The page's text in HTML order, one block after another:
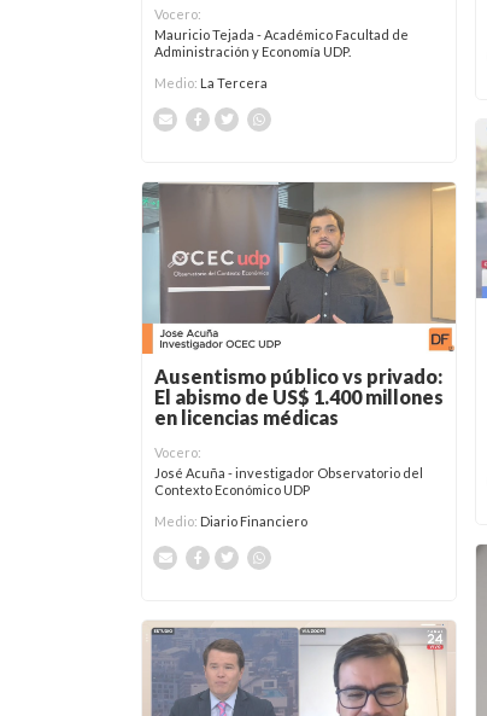
Vocero:
Mauricio Tejada - Académico Facultad de
Administración y Economía UDP.
Medio: La Tercera
Ausentismo público vs privado:
El abismo de US$ 1.400 millones
en licencias médicas
Vocero:
José Acuña - investigador Observatorio del
Contexto Económico UDP
Medio: Diario Financiero